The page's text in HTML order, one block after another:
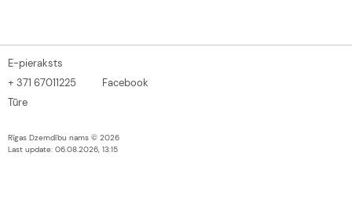
E-pieraksts
+ 371 67011225
Facebook
Tūre
Rīgas Dzemdību nams © 2026
Last update: 06.08.2026, 13:15